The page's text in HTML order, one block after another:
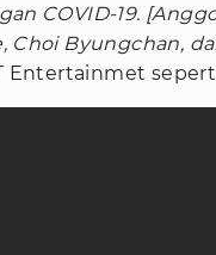
COVID-19.
Choi Byungchan,
Entertainmet